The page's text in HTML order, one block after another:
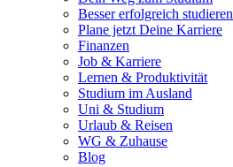
Besser erfolgreich studieren
Plane jetzt Deine Karriere
Finanzen
Job & Karriere
Lernen & Produktivität
Studium im Ausland
Uni & Studium
Urlaub & Reisen
WG & Zuhause
Blog